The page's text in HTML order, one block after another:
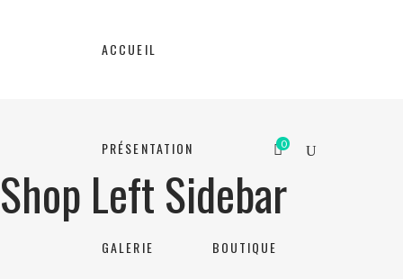
ACCUEIL
PRÉSENTATION
GALERIE BOUTIQUE
0
Shop Left Sidebar